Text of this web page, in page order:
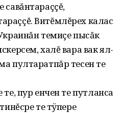
савăнтараççĕ,
Витĕмлĕрех калас
темиçе пысăк
халĕ вара вак ял-
пултаратпăр тесен те
пур енчен те путланса
те тÿпере